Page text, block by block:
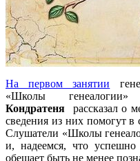
На первом занятии
«Школы
Кондратеня рассказал о
сведения из них помогут в
Слушатели «Школы
и, надеемся, что
обещает быть не менее